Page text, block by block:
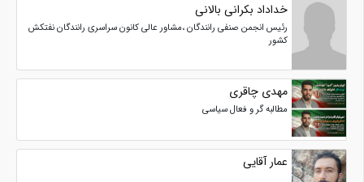
خداداد بکرانی بالانی
رئیس انجمن صنفی رانندگان ،مشاور عالی کانون سراسری رانندگان نفتکش
کشور
مهدی چاقری
مطالبه گر و فعال سیاسی
عمار آقایی